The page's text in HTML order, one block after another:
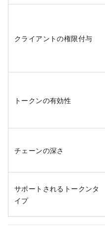
クライアントの権限付与
トークンの有効性
チェーンの深さ
サポートされるトークンタ
イプ